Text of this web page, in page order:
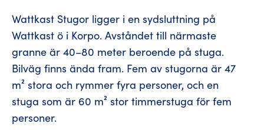
Wattkast Stugor ligger i en sydsluttning på
Wattkast ö i Korpo. Avståndet till närmaste
granne är 40–80 meter beroende på stuga.
Bilväg finns ända fram. Fem av stugorna är 47
m² stora och rymmer fyra personer, och en
stuga som är 60 m² stor timmerstuga för fem
personer.